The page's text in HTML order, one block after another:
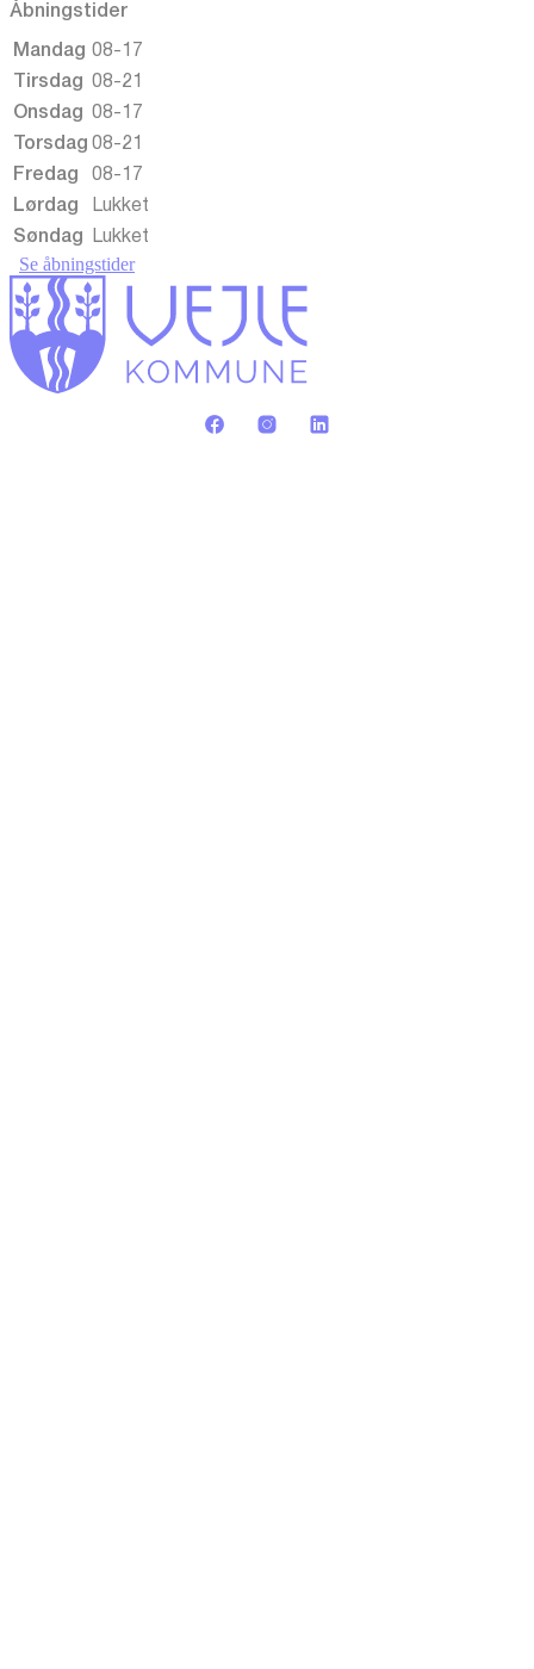
Åbningstider
Mandag 08-17
Tirsdag 08-21
Onsdag 08-17
Torsdag 08-21
Fredag
08-17
Lørdag
Lukket
Søndag
Lukket
Se åbningstider